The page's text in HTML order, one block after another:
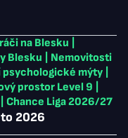
na Blesku
Blesku
Nemovitosti
mýty
prostor Level 9
Chance Liga 2026/27
2026